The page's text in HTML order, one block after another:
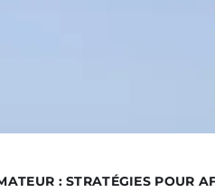
: STRATÉGIES POUR